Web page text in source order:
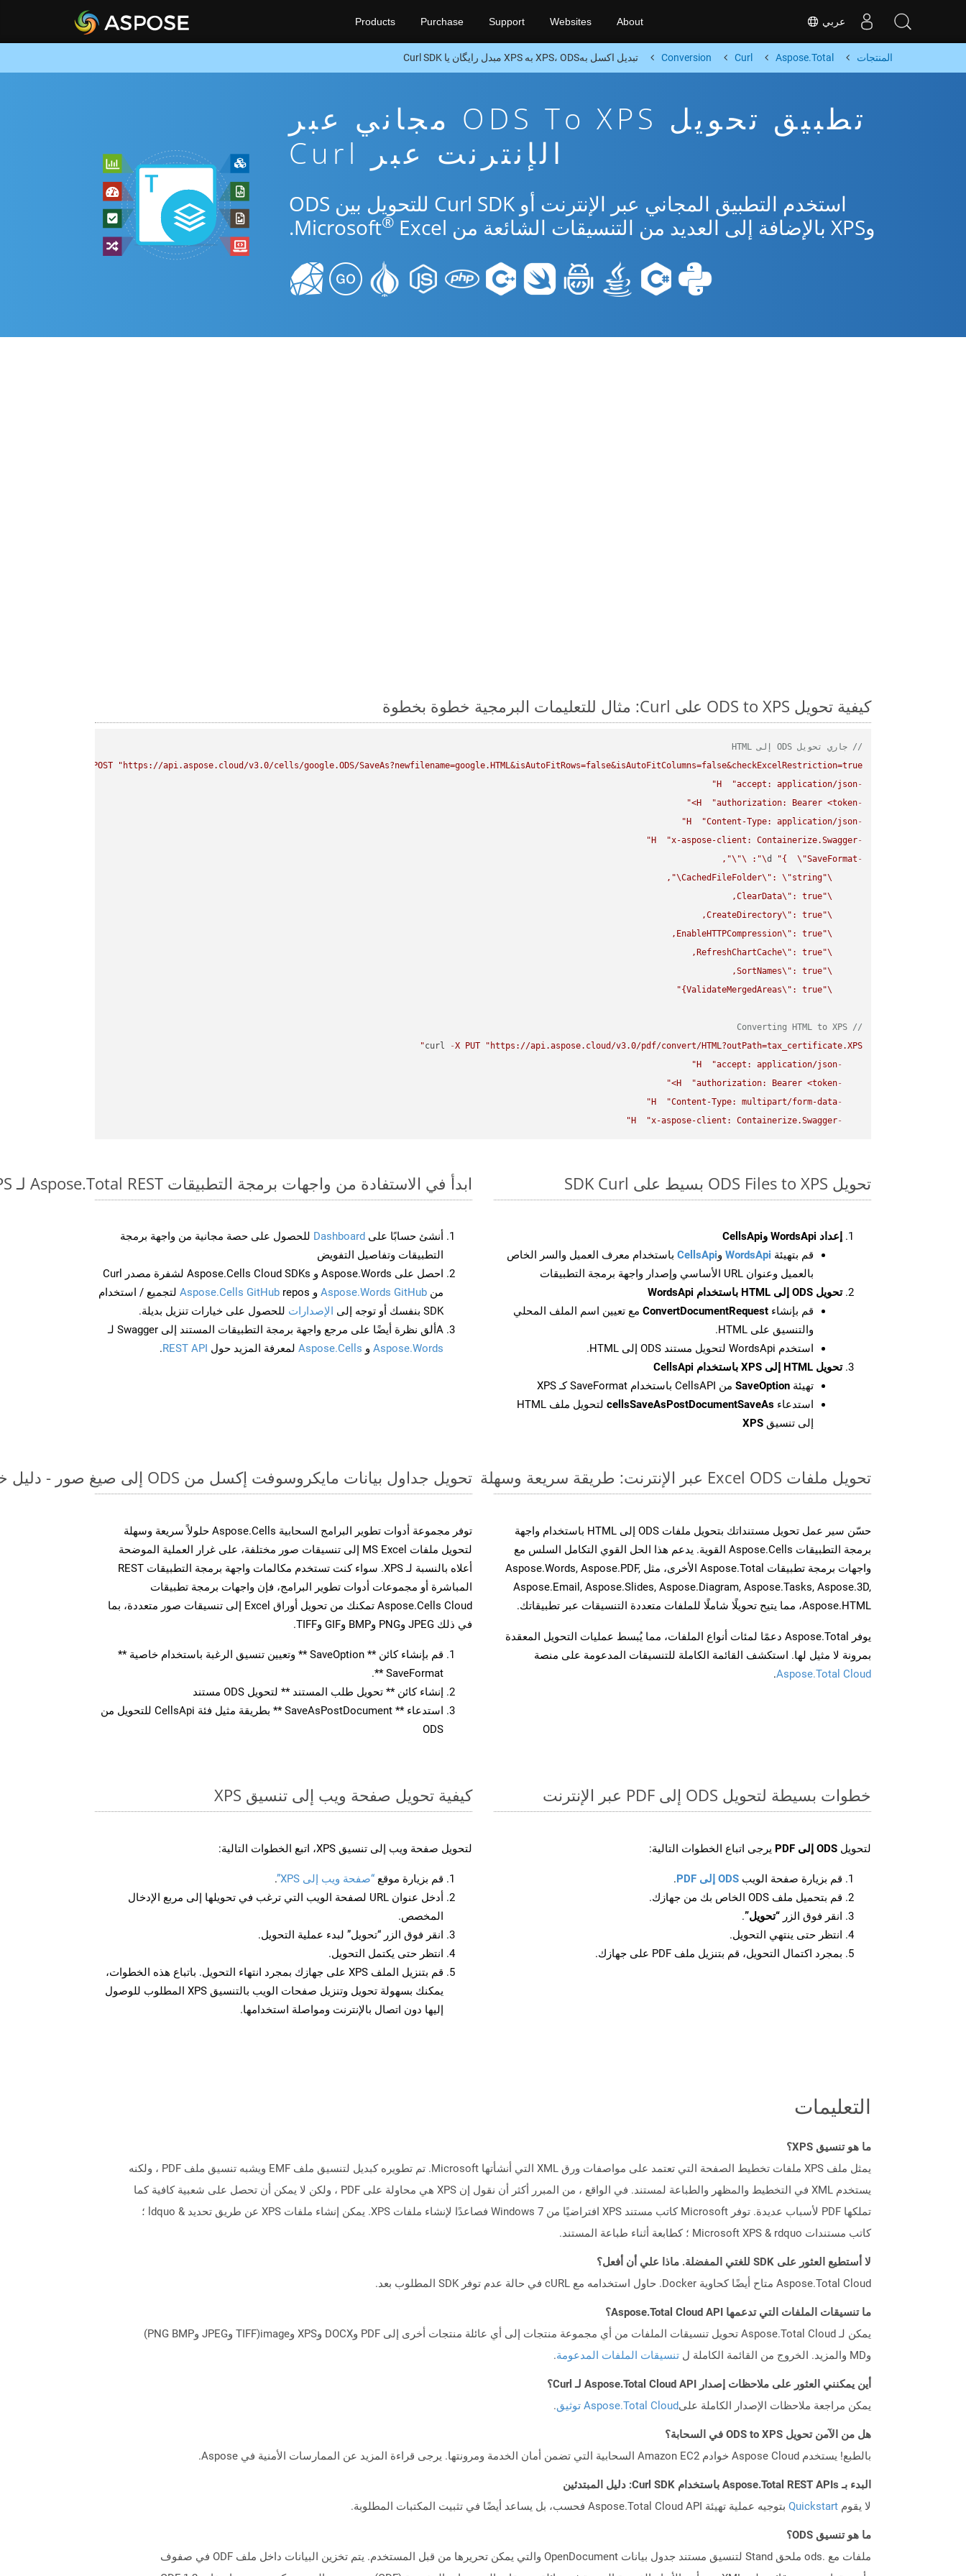
عربي Products Purchase Support Websites About
المنتجات Aspose.Total
Curl
Conversion تبدیل اکسل بهXPS، ODS به XPS مبدل رایگان یا Curl SDK
تطبيق تحويل ODS To XPS مجاني عبر
الإنترنت عبر Curl
استخدم التطبيق المجاني عبر الإنترنت أو Curl SDK للتحويل بين ODS
وXPS بالإضافة إلى العديد من التنسيقات الشائعة من Microsoft
® Excel.
كيفية تحويل ODS to XPS على Curl: مثال للتعليمات البرمجية خطوة بخطوة
// جاري تحويل ODS إلى HTML
POST
"https://api.aspose.cloud/v3.0/cells/google.ODS/SaveAs?newfilename=google.HTML&isAutoFitRows=false&isAutoFitColumns=false&checkExcelRestriction=true"
-
H
"accept: application/json"
-
H
"authorization: Bearer <token>"
-
H
"Content-Type: application/json"
-
H
"x-aspose-client: Containerize.Swagger"
-
d "{ \"SaveFormat
\"
:
\"
\"
\"
CachedFileFolder\" : \"string
\"
\"
ClearData\"
\"
CreateDirectory\"
\"
EnableHTTPCompression\"
\"
RefreshChartCache\"
\"
SortNames\"
\"
ValidateMergedAreas\" : true}"
// Converting HTML to XPS
curl
-X PUT
"https://api.aspose.cloud/v3.0/pdf/convert/HTML?outPath=tax_certificate.XPS"
-
H
"accept: application/json"
-
H
"authorization: Bearer <token>"
-
H
"Content-Type: multipart/form-data"
-
H "x-aspose-client: Containerize.Swagger"
تحويل ODS Files to XPS بسيط على SDK Curl
إعداد WordsApi وCellsApi
قم بتهيئة WordsApi وCellsApi باستخدام معرف العميل والسر الخاص
بالعميل وعنوان URL الأساسي وإصدار واجهة برمجة التطبيقات
تحويل ODS إلى HTML باستخدام WordsApi
قم بإنشاء ConvertDocumentRequest مع تعيين اسم الملف المحلي
والتنسيق على HTML.
استخدم WordsApi لتحويل مستند ODS إلى HTML.
تحويل HTML إلى XPS باستخدام CellsApi
تهيئة SaveOption من CellsAPI باستخدام SaveFormat كـ XPS
استدعاء cellsSaveAsPostDocumentSaveAs
لتحويل ملف HTML
إلى تنسيق XPS
ابدأ في الاستفادة من واجهات برمجة التطبيقات Aspose.Total REST لـ ODS to XPS
أنشئ حسابًا على Dashboard للحصول على حصة مجانية من واجهة برمجة
التطبيقات وتفاصيل التفويض
احصل على Aspose.Words و Aspose.Cells Cloud SDKs لشفرة مصدر Curl
من Aspose.Words GitHub و Aspose.Cells GitHub repos لتجميع / استخدام
SDK بنفسك أو توجه إلى
الإصدارات للحصول على خيارات تنزيل بديلة.
Aألق نظرة أيضًا على مرجع واجهة برمجة التطبيقات المستند إلى Swagger لـ
Aspose.Words و Aspose.Cells لمعرفة المزيد حول REST API
.
تحويل ملفات Excel ODS عبر الإنترنت: طريقة سريعة وسهلة
حسّن سير عمل تحويل مستنداتك بتحويل ملفات ODS إلى HTML باستخدام واجهة
برمجة التطبيقات Aspose.Cells القوية. يدعم هذا الحل القوي التكامل السلس مع
واجهات برمجة تطبيقات Aspose.Total الأخرى، مثل Aspose.Words, Aspose.PDF,
Aspose.Email, Aspose.Slides, Aspose.Diagram, Aspose.Tasks, Aspose.3D,
Aspose.HTML، مما يتيح تحويلًا شاملًا للملفات متعددة التنسيقات عبر تطبيقاتك.
يوفر Aspose.Total دعمًا لمئات أنواع الملفات، مما يُبسط عمليات التحويل المعقدة
بمرونة لا مثيل لها. استكشف القائمة الكاملة للتنسيقات المدعومة على منصة
Aspose.Total Cloud
.
تحويل جداول بيانات مايكروسوفت إكسل من ODS إلى صيغ صور - دليل خطوة بخطوة
توفر مجموعة أدوات تطوير البرامج السحابية Aspose.Cells حلولاً سريعة وسهلة
لتحويل ملفات MS Excel إلى تنسيقات صور مختلفة، على غرار العملية الموضحة
أعلاه بالنسبة لـ XPS. سواء كنت تستخدم مكالمات واجهة برمجة التطبيقات REST
المباشرة أو مجموعات أدوات تطوير البرامج، فإن واجهات برمجة تطبيقات
Aspose.Cells Cloud تمكنك من تحويل أوراق Excel إلى تنسيقات صور متعددة، بما
في ذلك JPEG وPNG وBMP وGIF وTIFF.
قم بإنشاء كائن ** SaveOption ** وتعيين تنسيق الرغبة باستخدام خاصية **
SaveFormat **.
إنشاء كائن ** تحويل طلب المستند ** لتحويل ODS مستند
استدعاء ** SaveAsPostDocument ** بطريقة مثيل فئة CellsApi للتحويل من
ODS
خطوات بسيطة لتحويل ODS إلى PDF عبر الإنترنت
لتحويل ODS إلى PDF يرجى اتباع الخطوات التالية:
قم بزيارة صفحة الويب ODS إلى PDF
.
قم بتحميل ملف ODS الخاص بك من جهازك.
انقر فوق الزر “تحويل”.
انتظر حتى ينتهي التحويل.
بمجرد اكتمال التحويل، قم بتنزيل ملف PDF على جهازك.
كيفية تحويل صفحة ويب إلى تنسيق XPS
لتحويل صفحة ويب إلى تنسيق XPS، اتبع الخطوات التالية:
قم بزيارة موقع “صفحة ويب إلى XPS”
.
أدخل عنوان URL لصفحة الويب التي ترغب في تحويلها إلى مربع الإدخال
المخصص.
انقر فوق الزر “تحويل” لبدء عملية التحويل.
انتظر حتى يكتمل التحويل.
قم بتنزيل الملف XPS على جهازك بمجرد انتهاء التحويل. باتباع هذه الخطوات،
يمكنك بسهولة تحويل وتنزيل صفحات الويب بالتنسيق XPS المطلوب للوصول
إليها دون اتصال بالإنترنت ومواصلة استخدامها.
التعليمات
ما هو تنسيق XPS؟
يمثل ملف XPS ملفات تخطيط الصفحة التي تعتمد على مواصفات ورق XML التي أنشأتها Microsoft. تم تطويره كبديل لتنسيق ملف EMF ويشبه تنسيق ملف PDF ، ولكنه
يستخدم XML في التخطيط والمظهر والطباعة لمستند. في الواقع ، من المبرر أكثر أن نقول إن XPS هي محاولة على PDF ، ولكن لا يمكن أن تحصل على شعبية كافية كما
تملكها PDF لأسباب عديدة. توفر Microsoft كاتب مستند XPS افتراضيًا من Windows 7 فصاعدًا لإنشاء ملفات XPS. يمكن إنشاء ملفات XPS عن طريق تحديد & ldquo ؛
كاتب مستندات Microsoft XPS & rdquo ؛ كطابعة أثناء طباعة المستند.
لا أستطيع العثور على SDK للغتي المفضلة. ماذا علي أن أفعل؟
Aspose.Total Cloud متاح أيضًا كحاوية Docker. حاول استخدامه مع cURL في حالة عدم توفر SDK المطلوب بعد.
ما تنسيقات الملفات التي تدعمها Aspose.Total Cloud API؟
يمكن لـ Aspose.Total Cloud تحويل تنسيقات الملفات من أي مجموعة منتجات إلى أي عائلة منتجات أخرى إلى PDF وDOCX وXPS وimage(TIFF وJPEG وPNG BMP)
وMD والمزيد. الخروج من القائمة الكاملة ل
تنسيقات الملفات المدعومة.
أين يمكنني العثور على ملاحظات إصدار Aspose.Total Cloud API لـ Curl؟
يمكن مراجعة ملاحظات الإصدار الكاملة علىAspose.Total Cloud توثيق .
هل من الآمن تحويل ODS to XPS في السحابة؟
بالطبع! يستخدم Aspose Cloud خوادم Amazon EC2 السحابية التي تضمن أمان الخدمة ومرونتها. يرجى قراءة المزيد عن الممارسات الأمنية في Aspose.
البدء بـ Aspose.Total REST APIs باستخدام Curl SDK: دليل المبتدئين
لا يقوم Quickstart بتوجيه عملية تهيئة Aspose.Total Cloud API فحسب، بل يساعد أيضًا في تثبيت المكتبات المطلوبة.
ما هو تنسيق ODS؟
ملفات مع .ods ملحق Stand لتنسيق مستند جدول بيانات OpenDocument والتي يمكن تحريرها من قبل المستخدم. يتم تخزين البيانات داخل ملف ODF في صفوف